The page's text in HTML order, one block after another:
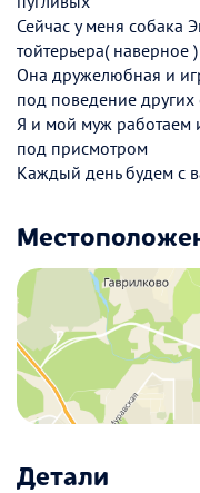
Сейчас у меня собака
тойтерьера( наверное
Она дружелюбная и
под поведение других
Я и мой муж работаем
под присмотром
Каждый день будем с
Детали